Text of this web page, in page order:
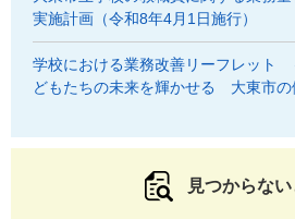
実施計画（令和8年4月1日施行）
学校における業務改善リーフレット
どもたちの未来を輝かせる 大東市の
見つからな